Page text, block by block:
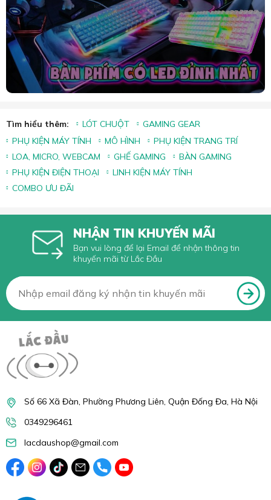
Tìm hiểu thêm: LÓT CHUỘT
GAMING GEAR
PHỤ KIỆN MÁY TÍNH
MÔ HÌNH
PHỤ KIỆN TRANG TRÍ
LOA, MICRO, WEBCAM
GHẾ GAMING
BÀN GAMING
PHỤ KIỆN ĐIỆN THOẠI
LINH KIỆN MÁY TÍNH
COMBO ƯU ĐÃI
NHẬN TIN KHUYẾN MÃI
Bạn vui lòng để lại Email để nhận thông tin
khuyến mãi từ Lắc Đầu
Số 66 Xã Đàn, Phường Phương Liên, Quận Đống Đa, Hà Nội
0349296461
lacdaushop@gmail.com